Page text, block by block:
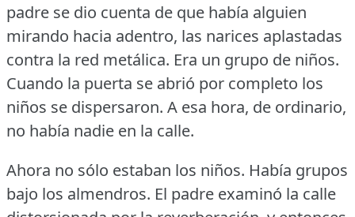
padre se dio cuenta de que había alguien
mirando hacia adentro, las narices aplastadas
contra la red metálica. Era un grupo de niños.
Cuando la puerta se abrió por completo los
niños se dispersaron. A esa hora, de ordinario,
no había nadie en la calle.
Ahora no sólo estaban los niños. Había grupos
bajo los almendros. El padre examinó la calle